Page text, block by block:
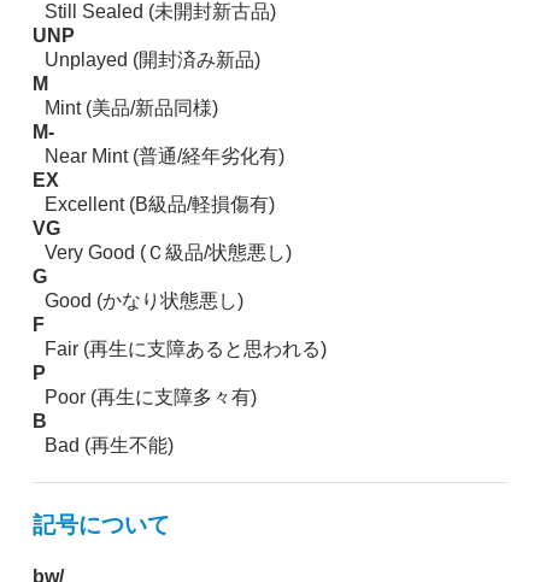
Still Sealed (未開封新古品)
UNP
Unplayed (開封済み新品)
M
Mint (美品/新品同様)
M-
Near Mint (普通/経年劣化有)
EX
Excellent (B級品/軽損傷有)
VG
Very Good (Ｃ級品/状態悪し)
G
Good (かなり状態悪し)
F
Fair (再生に支障あると思われる)
P
Poor (再生に支障多々有)
B
Bad (再生不能)
記号について
bw/